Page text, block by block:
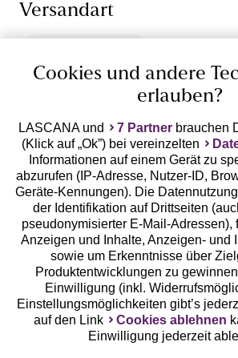
Versandart
10%
Rabatt
Jetzt zum Newsletter
sichern!
Jetzt anmelden
Cookies und andere
erlauben?
LASCANA und 7 Partner brauchen
(Klick auf „Ok”) bei vereinzelten
Informationen auf einem Gerät zu
abzurufen (IP-Adresse, Nutzer-ID,
Geräte-Kennungen). Die
der Identifikation auf Drittseiten
pseudonymisierter E-Mail-Adressen),
Anzeigen und Inhalte, Anzeigen- und
sowie um Erkenntnisse über
Produktentwicklungen zu
Einwilligung (inkl.
Einstellungsmöglichkeiten gibt’s
auf den Link
Cookies ablehnen
Einwilligung jederzeit